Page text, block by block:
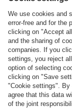
Paiement et
FC Bayern